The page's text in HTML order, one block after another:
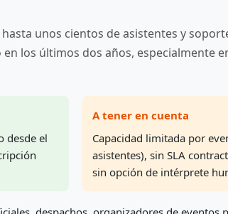
unos cientos de asistentes y
los últimos dos años, especialmente
desde el
A tener en cuenta
Capacidad limitada por
asistentes), sin SLA
sin opción de intérprete